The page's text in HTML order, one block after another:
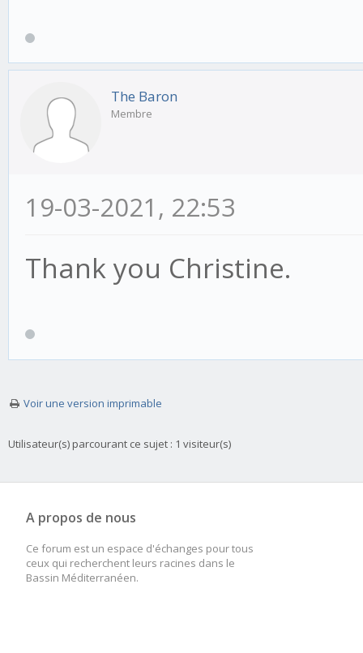
The Baron
Membre
19-03-2021, 22:53
Thank you Christine.
Voir une version imprimable
Utilisateur(s) parcourant ce sujet : 1 visiteur(s)
A propos de nous
Ce forum est un espace d'échanges pour tous
ceux qui recherchent leurs racines dans le
Bassin Méditerranéen.